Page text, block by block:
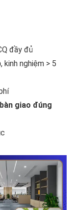
đầy đủ
, kinh nghiệm > 5
giao đúng